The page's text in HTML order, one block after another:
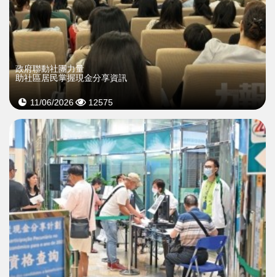
政府聯動社團力量
助社區居民掌握現金分享資訊
11/06/2026 12575